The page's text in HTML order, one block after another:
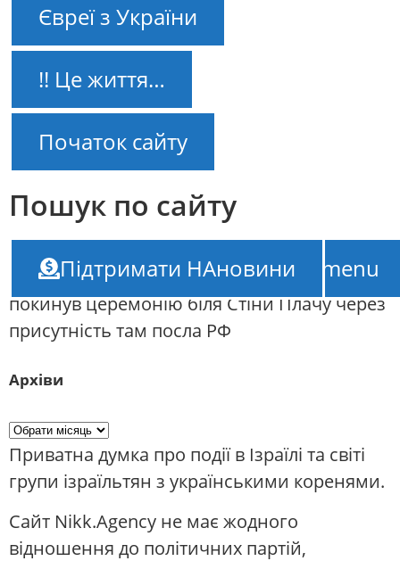
Євреї з України
!! Це життя…
Початок сайту
Пошук по сайту
– не ширма для агресора: посол України
покинув церемонію біля Стіни Плачу через
присутність там посла РФ
Архіви
Приватна думка про події в Ізраїлі та світі
групи ізраїльтян з українськими коренями.
Сайт Nikk.Agency не має жодного
відношення до політичних партій,
TOP-menu
Підтримати НАновини